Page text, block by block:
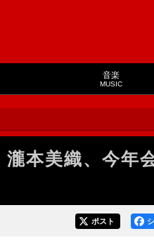
音楽
MUSIC
本美織、今年
ポスト